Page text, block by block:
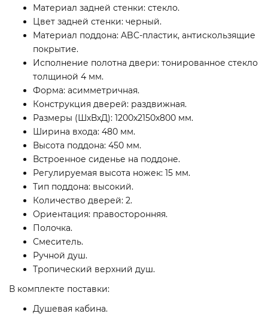
Материал задней стенки: стекло.
Цвет задней стенки: черный.
Материал поддона: ABC-пластик, антискользящие
покрытие.
Исполнение полотна двери: тонированное стекло
толщиной 4 мм.
Форма: асимметричная.
Конструкция дверей: раздвижная.
Размеры (ШхВхД): 1200х2150х800 мм.
Ширина входа: 480 мм.
Высота поддона: 450 мм.
Встроенное сиденье на поддоне.
Регулируемая высота ножек: 15 мм.
Тип поддона: высокий.
Количество дверей: 2.
Ориентация: правосторонняя.
Полочка.
Смеситель.
Ручной душ.
Тропический верхний душ.
В комплекте поставки:
Душевая кабина.